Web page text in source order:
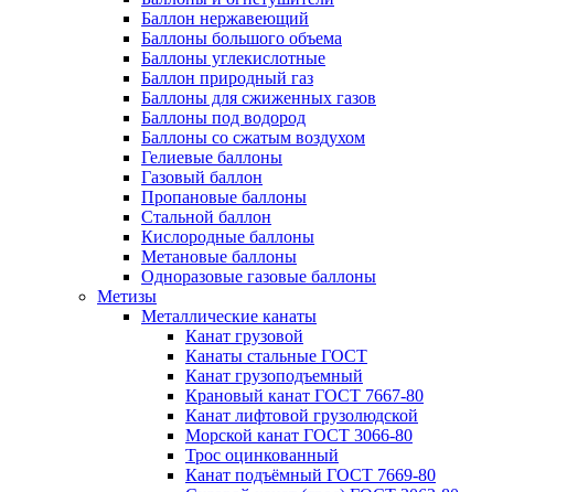
Баллон нержавеющий
Баллоны большого объема
Баллоны углекислотные
Баллон природный газ
Баллоны для сжиженных газов
Баллоны под водород
Баллоны со сжатым воздухом
Гелиевые баллоны
Газовый баллон
Пропановые баллоны
Стальной баллон
Кислородные баллоны
Метановые баллоны
Одноразовые газовые баллоны
Метизы
Металлические канаты
Канат грузовой
Канаты стальные ГОСТ
Канат грузоподъемный
Крановый канат ГОСТ 7667-80
Канат лифтовой грузолюдской
Морской канат ГОСТ 3066-80
Трос оцинкованный
Канат подъёмный ГОСТ 7669-80